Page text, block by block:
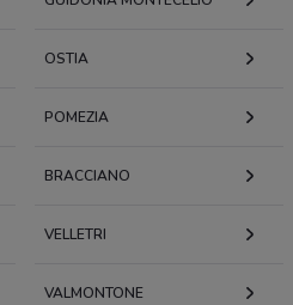
OSTIA
POMEZIA
BRACCIANO
VELLETRI
VALMONTONE